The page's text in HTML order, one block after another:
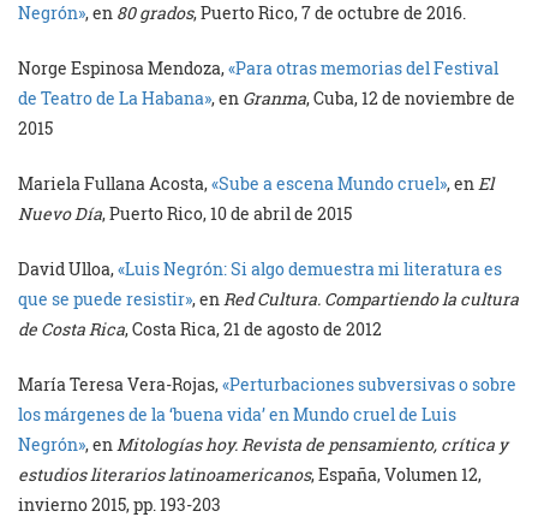
Negrón», en 80 grados, Puerto Rico, 7 de octubre de 2016.
Norge Espinosa Mendoza,«Para otras memorias del Festival
de Teatro de La Habana», en Granma, Cuba, 12 de noviembre de
2015
Mariela Fullana Acosta,«Sube a escena Mundo cruel», en El
Nuevo Día, Puerto Rico, 10 de abril de 2015
David Ulloa,«Luis Negrón: Si algo demuestra mi literatura es
que se puede resistir», en Red Cultura. Compartiendo la cultura
de Costa Rica, Costa Rica, 21 de agosto de 2012
María Teresa Vera-Rojas,«Perturbaciones subversivas o sobre
los márgenes de la ‘buena vida’ en Mundo cruel de Luis
Negrón», en Mitologías hoy. Revista de pensamiento, crítica y
estudios literarios latinoamericanos, España, Volumen 12,
invierno 2015, pp. 193-203